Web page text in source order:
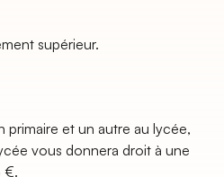
supérieur.
primaire et un autre au lycée,
vous donnera droit à une
€.